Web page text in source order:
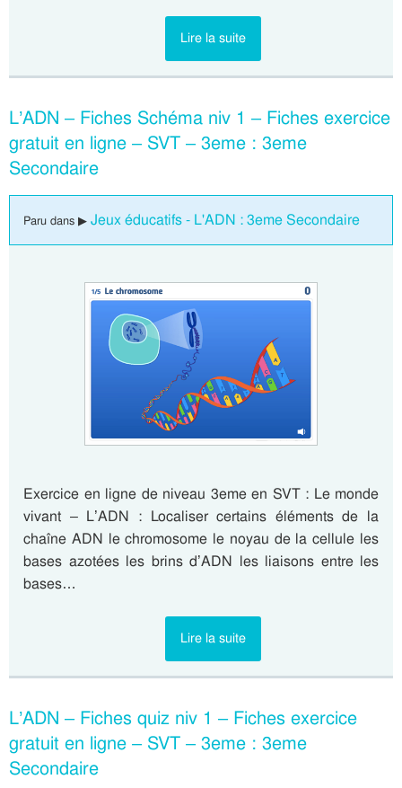
Lire la suite
L’ADN – Fiches Schéma niv 1 – Fiches exercice
gratuit en ligne – SVT – 3eme : 3eme
Secondaire
Paru dans ▶ Jeux éducatifs - L'ADN : 3eme Secondaire
Exercice en ligne de niveau 3eme en SVT : Le monde
vivant – L’ADN : Localiser certains éléments de la
chaîne ADN le chromosome le noyau de la cellule les
bases azotées les brins d’ADN les liaisons entre les
bases…
Lire la suite
L’ADN – Fiches quiz niv 1 – Fiches exercice
gratuit en ligne – SVT – 3eme : 3eme
Secondaire